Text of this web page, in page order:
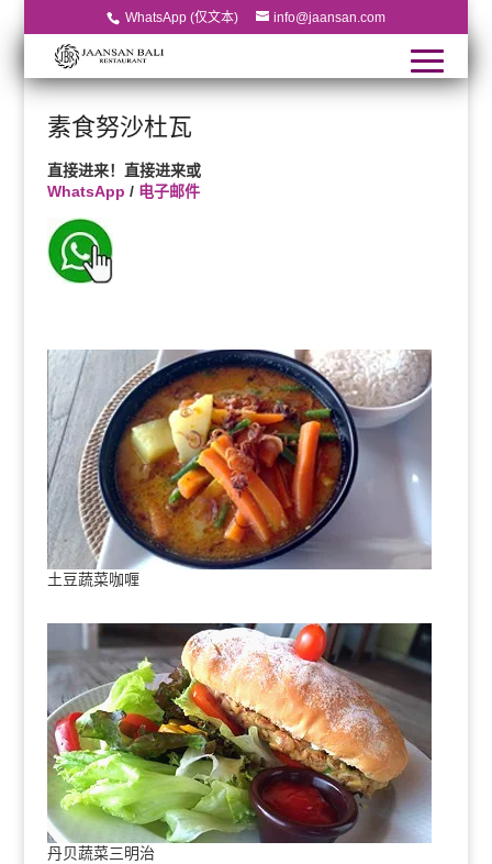
WhatsApp (仅文本) info@jaansan.com
素食努沙杜瓦
直接进来！直接进来或
WhatsApp / 电子邮件
土豆蔬菜咖喱
丹贝蔬菜三明治